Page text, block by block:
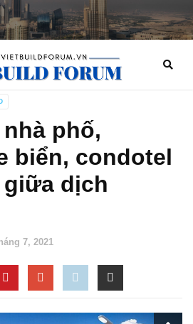
phố,
biển, condotel
dịch
7, 2021